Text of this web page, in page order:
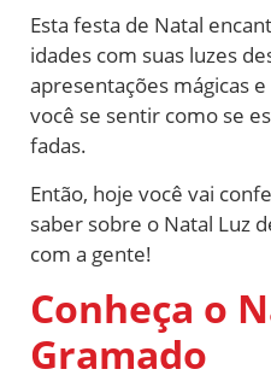
Esta festa de Natal
idades com suas luzes
apresentações mágicas
você se sentir como se
fadas.
Então, hoje você vai
saber sobre o Natal Luz
com a gente!
Conheça o
Gramado